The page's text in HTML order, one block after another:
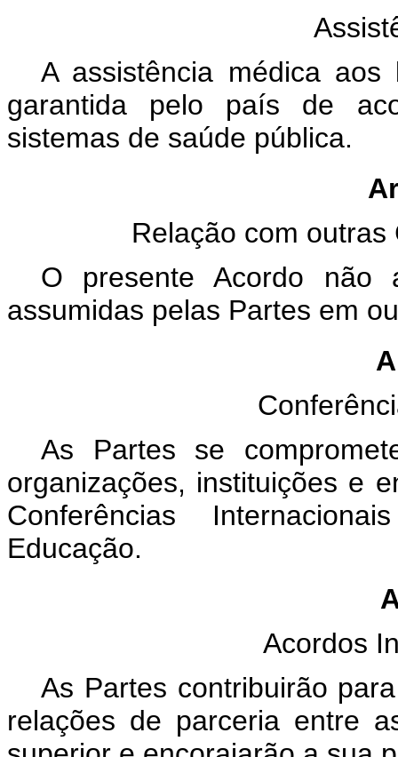
A assistência médica
garantida pelo país de
sistemas de saúde pública.
Relação com
O presente Acordo não
assumidas pelas Partes em
As Partes se
organizações, instituições e
Conferências
Educação.
Acordos
As Partes contribuirão
relações de parceria entre